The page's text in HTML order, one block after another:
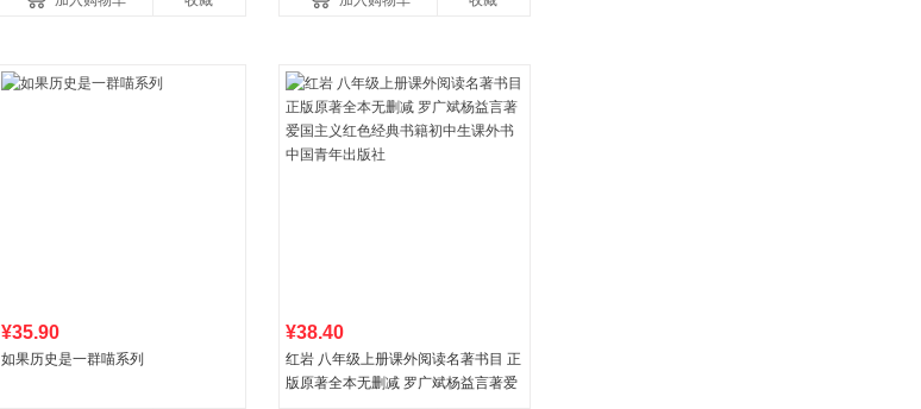
¥35.90
如果历史是一群喵系列
¥38.40
红岩 八年级上册课外阅读名著书目 正
版原著全本无删减 罗广斌杨益言著爱